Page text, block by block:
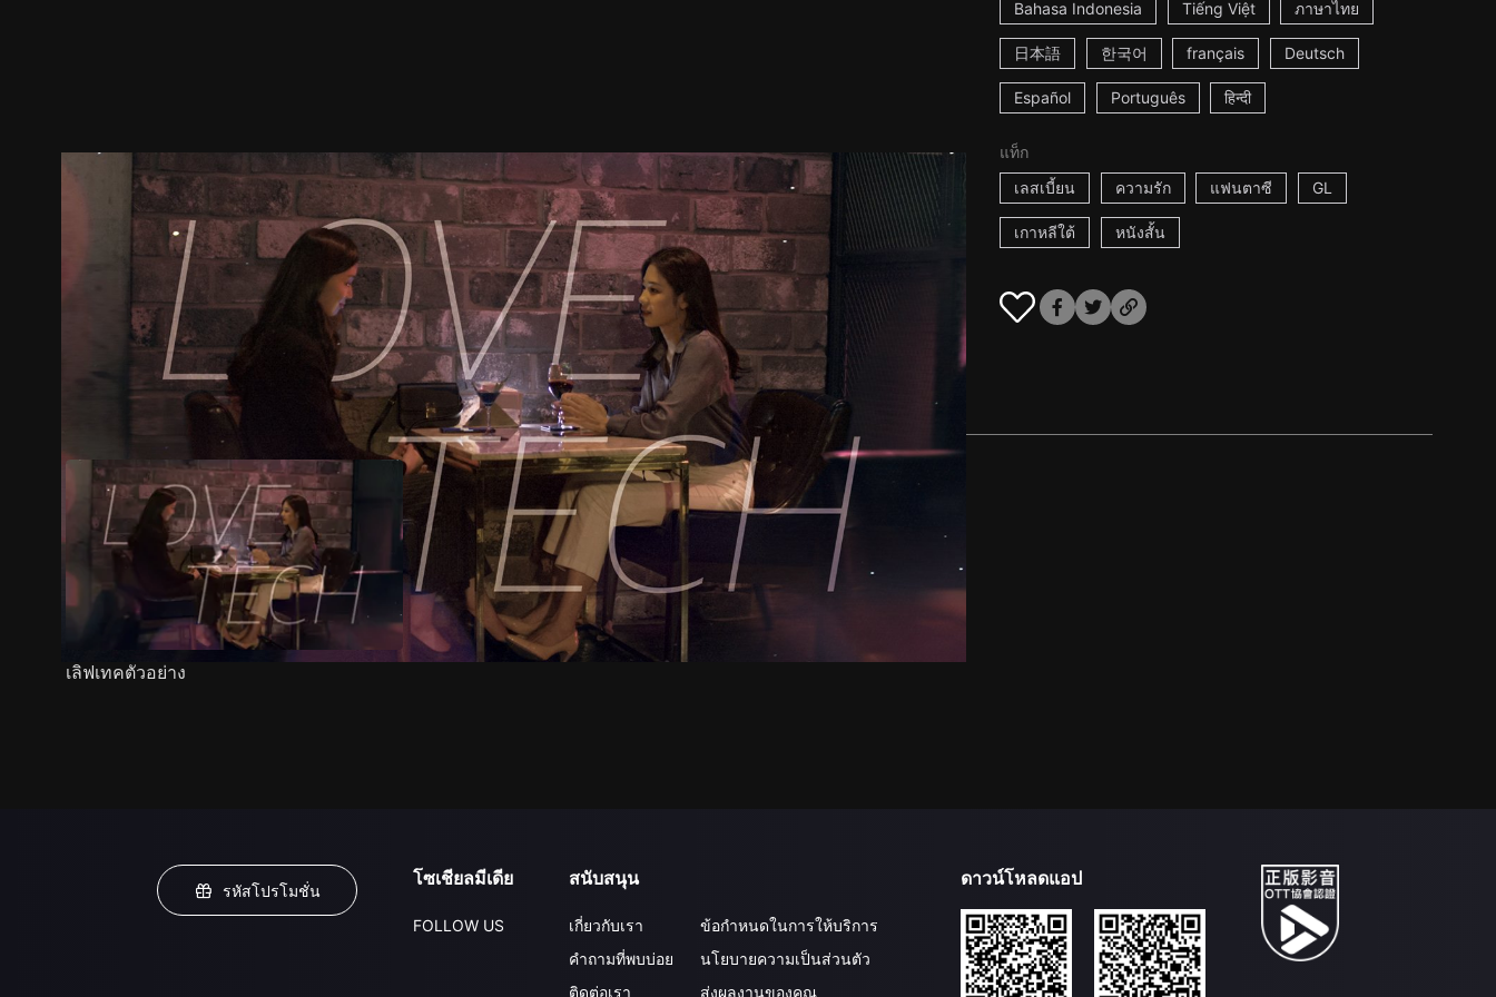
Bahasa Indonesia Tiếng Việt ภาษาไทย
日本語 한국어 français Deutsch
Español Português हिन्दी
แท็ก
เลสเบี้ยน
ความรัก แฟนตาซี GL
เกาหลีใต้ หนังสั้น
ภาพนิ่ง เนื้อหาที่แนะนำ รายละเอียด
เลิฟเทคตัวอย่าง
รหัสโปรโมชั่น
โซเชียลมีเดีย
FOLLOW US
สนับสนุน
เกี่ยวกับเรา
คำถามที่พบบ่อย
ติดต่อเรา
ข้อกำหนดในการให้บริการ
นโยบายความเป็นส่วนตัว
ส่งผลงานของคุณ
ดาวน์โหลดแอป